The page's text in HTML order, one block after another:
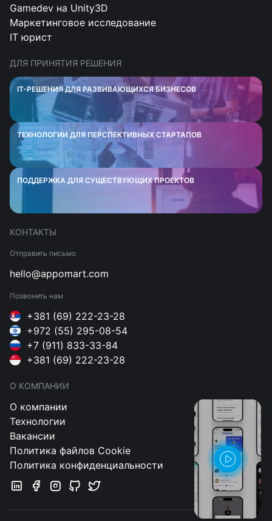
Gamedev на Unity3D
Маркетинговое исследование
IT юрист
ДЛЯ ПРИНЯТИЯ РЕШЕНИЯ
IT-РЕШЕНИЯ ДЛЯ РАЗВИВАЮЩИХСЯ БИЗНЕСОВ
ТЕХНОЛОГИИ ДЛЯ ПЕРСПЕКТИВНЫХ СТАРТАПОВ
ПОДДЕРЖКА ДЛЯ СУЩЕСТВУЮЩИХ ПРОЕКТОВ
КОНТАКТЫ
Отправить письмо
hello@appomart.com
Позвонить нам
+381 (69) 222-23-28
+972 (55) 295-08-54
+7 (911) 833-33-84
+381 (69) 222-23-28
О КОМПАНИИ
О компании
Технологии
Вакансии
Политика файлов Cookie
Политика конфиденциальности